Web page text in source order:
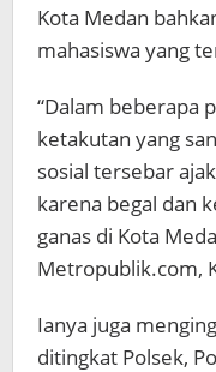
Kota Medan
mahasiswa yang
“Dalam beberapa
ketakutan yang
sosial tersebar
karena begal dan
ganas di Kota
Metropublik.com,
Ianya juga
ditingkat Polsek,